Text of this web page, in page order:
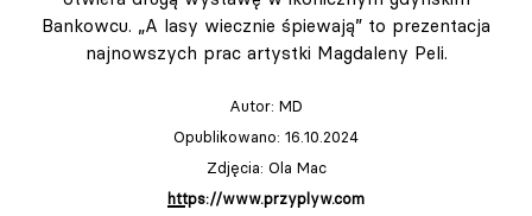
Bankowcu. „A lasy wiecznie śpiewają” to prezentacja
najnowszych prac artystki Magdaleny Peli.
Autor: MD
Opublikowano: 16.10.2024
Zdjęcia: Ola Mac
https://www.przyplyw.com